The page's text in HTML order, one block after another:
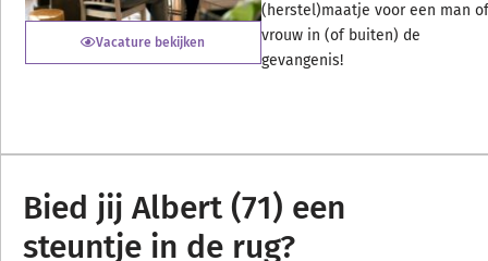
Vacature bekijken
(herstel)maatje voor een man of
vrouw in (of buiten) de
gevangenis!
Bied jij Albert (71) een
steuntje in de rug?